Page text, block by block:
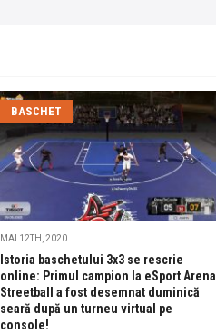
BASCHET
MAI 12TH, 2020
Istoria baschetului 3x3 se rescrie
online: Primul campion la eSport Arena
Streetball a fost desemnat duminică
seară după un turneu virtual pe
console!